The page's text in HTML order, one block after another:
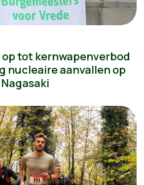
tot kernwapenverbod
nucleaire aanvallen op